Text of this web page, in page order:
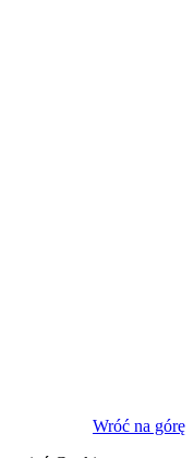
Wróć na górę